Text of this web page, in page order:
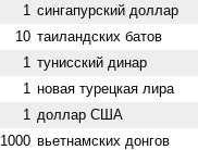
1 сингапурский доллар
10 таиландских батов
1 тунисский динар
1 новая турецкая лира
1 доллар США
1000 вьетнамских донгов